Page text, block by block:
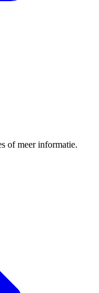
of meer informatie.